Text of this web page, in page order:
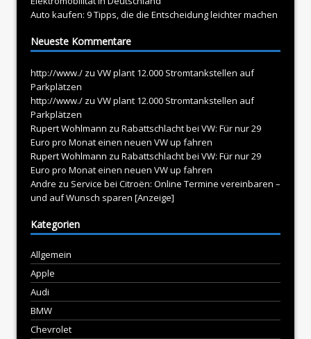
Auto kaufen: 9 Tipps, die die Entscheidung leichter machen
Neueste Kommentare
http://www./ zu VW plant 12.000 Stromtankstellen auf
Parkplätzen
http://www./ zu VW plant 12.000 Stromtankstellen auf
Parkplätzen
Rupert Wohlmann zu Rabattschlacht bei VW: Für nur 29
Euro pro Monat einen neuen VW up fahren
Rupert Wohlmann zu Rabattschlacht bei VW: Für nur 29
Euro pro Monat einen neuen VW up fahren
Andre zu Service bei Citroën: Online Termine vereinbaren –
und auf Wunsch sparen [Anzeige]
Kategorien
Allgemein
Apple
Audi
BMW
Chevrolet